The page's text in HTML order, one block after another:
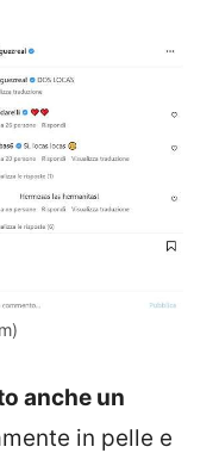
anche un
in pelle e